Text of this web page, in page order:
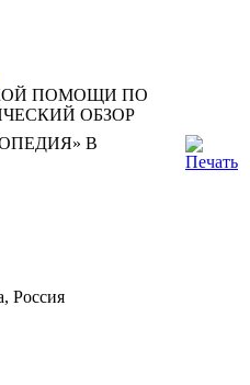
ПОМОЩИ ПО
ОБЗОР
В
Россия